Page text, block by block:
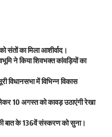
का मिला आशीर्वाद।
ने किया शिवभक्त कांवड़ियों का
विधानसभा में विभिन्न विकास
10 अगस्त को कावड़ उठाएंगी रेखा
बात के 136वें संस्करण को सुना।